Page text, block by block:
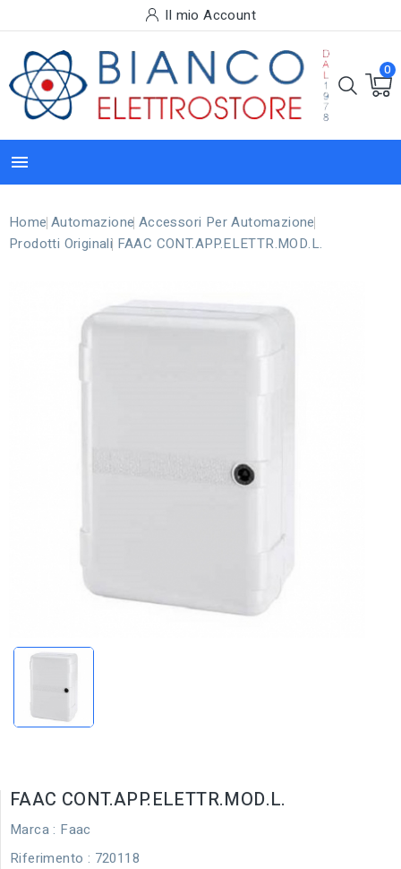
Il mio Account
0

Home Automazione Accessori Per Automazione
Prodotti Originali FAAC CONT.APP.ELETTR.MOD.L.
FAAC CONT.APP.ELETTR.MOD.L.
Marca : Faac
Riferimento : 720118